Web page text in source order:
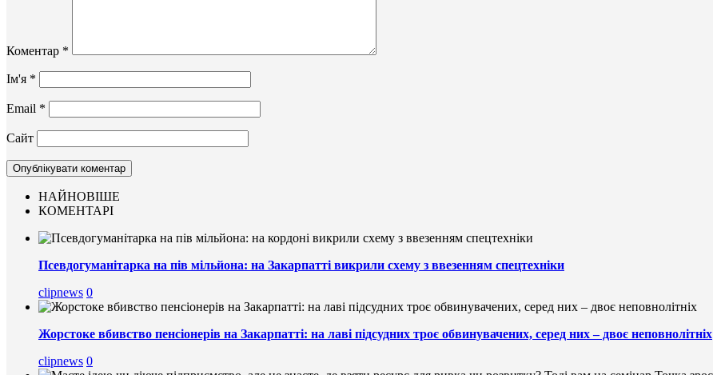
Коментар *
Ім'я *
Email *
Сайт
НАЙНОВІШЕ
КОМЕНТАРІ
Псевдогуманітарка на пів мільйона: на Закарпатті викрили схему з ввезенням спецтехніки
clipnews 0
Жорстоке вбивство пенсіонерів на Закарпатті: на лаві підсудних троє обвинувачених, серед них – двоє неповнолітніх
clipnews 0